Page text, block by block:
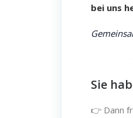
bei uns
Sie
👉 Dann